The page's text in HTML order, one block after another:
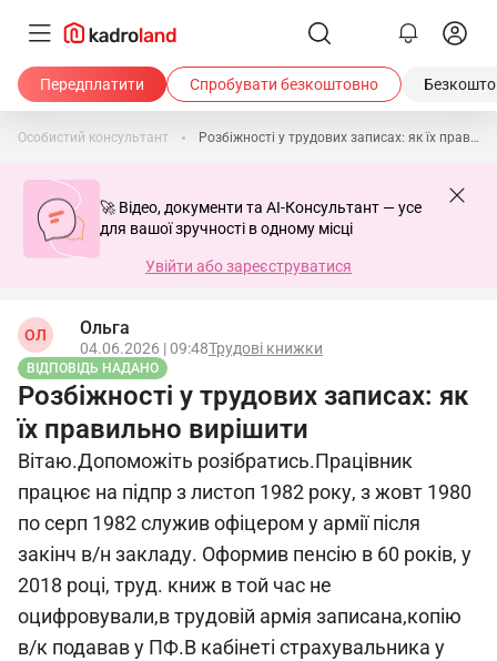
Передплатити Спробувати безкоштовно
Особистий консультант Розбіжності у трудових записах: як їх правильно вирішити
🚀 Відео, документи та AI-Консультант — усе
для вашої зручності в одному місці
Увійти або зареєструватися
ОЛ Ольга
04.06.2026 | 09:48Трудові книжки
ВІДПОВІДЬ НАДАНО
Розбіжності у трудових записах: як
їх правильно вирішити
Вітаю.Допоможіть розібратись.Працівник
працює на підпр з листоп 1982 року, з жовт 1980
по серп 1982 служив офіцером у армії після
закінч в/н закладу. Оформив пенсію в 60 років, у
2018 році, труд. книж в той час не
оцифровували,в трудовій армія записана,копію
в/к подавав у ПФ.В кабінеті страхувальника у